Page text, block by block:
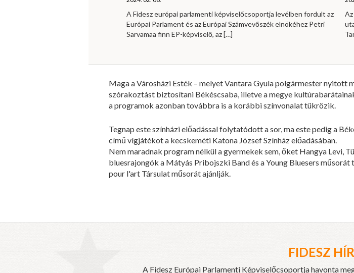
A Fidesz európai parlamenti képviselőcsoportja levélben fordult az
Európai Parlament és az Európai Számvevőszék elnökéhez Petri
Sarvamaa finn EP-képviselő, az[…]
Maga a Városházi Esték – melyet Vantara Gyula polgármester nyitott
szórakoztást biztosítani Békéscsaba, illetve a megye
a programok azonban továbbra is a korábbi színvonalat tükrözik.
Tegnap este színházi előadással folytatódott a sor, ma este pedig a
című vígjátékot a kecskeméti Katona József Színház előadásában.
Nem maradnak program nélkül a gyermekek sem, őket Hangya Levi,
bluesrajongók a Mátyás Pribojszki Band és a Young Bluesers
pour l'art Társulat műsorát ajánlják.
FIDESZ
A Fidesz Európai Parlamenti Képviselőcsoportja havonta